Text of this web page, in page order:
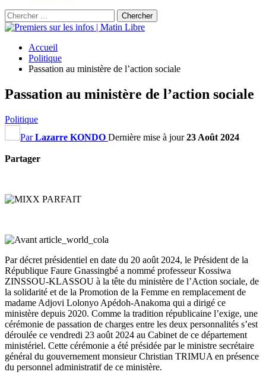
Accueil
Politique
Passation au ministère de l’action sociale
Passation au ministère de l’action sociale
Politique
ParLazarre KONDO Dernière mise à jour23 Août 2024
Partager
Par décret présidentiel en date du 20 août 2024, le Président de la
République Faure Gnassingbé a nommé professeur Kossiwa
ZINSSOU-KLASSOU à la tête du ministère de l’Action sociale, de
la solidarité et de la Promotion de la Femme en remplacement de
madame Adjovi Lolonyo Apédoh-Anakoma qui a dirigé ce
ministère depuis 2020. Comme la tradition républicaine l’exige, une
cérémonie de passation de charges entre les deux personnalités s’est
déroulée ce vendredi 23 août 2024 au Cabinet de ce département
ministériel. Cette cérémonie a été présidée par le ministre secrétaire
général du gouvernement monsieur Christian TRIMUA en présence
du personnel administratif de ce ministère.